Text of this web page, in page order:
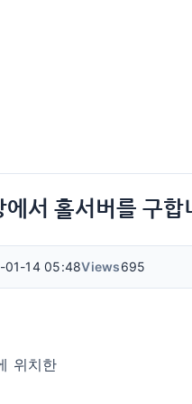
에서 홀서버를 구합
01-14 05:48Views695
위치한